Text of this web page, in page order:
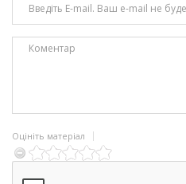
Оцініть матеріал